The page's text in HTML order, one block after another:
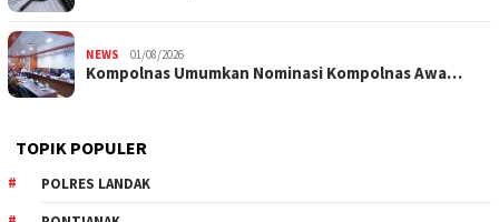
NEWS 01/08/2026
Kompolnas Umumkan Nominasi Kompolnas Awa…
TOPIK POPULER
POLRES LANDAK